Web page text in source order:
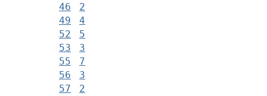
46
2
49
4
52
5
53
3
55
7
56
3
57
2